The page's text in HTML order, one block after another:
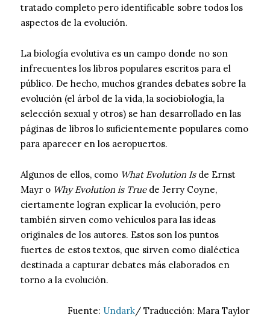
tratado completo pero identificable sobre todos los
aspectos de la evolución.
La biología evolutiva es un campo donde no son
infrecuentes los libros populares escritos para el
público. De hecho, muchos grandes debates sobre la
evolución (el árbol de la vida, la sociobiología, la
selección sexual y otros) se han desarrollado en las
páginas de libros lo suficientemente populares como
para aparecer en los aeropuertos.
Algunos de ellos, como What Evolution Isde Ernst
Mayr o Why Evolution is Truede Jerry Coyne,
ciertamente logran explicar la evolución, pero
también sirven como vehículos para las ideas
originales de los autores. Estos son los puntos
fuertes de estos textos, que sirven como dialéctica
destinada a capturar debates más elaborados en
torno a la evolución.
Fuente: Undark/ Traducción: Mara Taylor